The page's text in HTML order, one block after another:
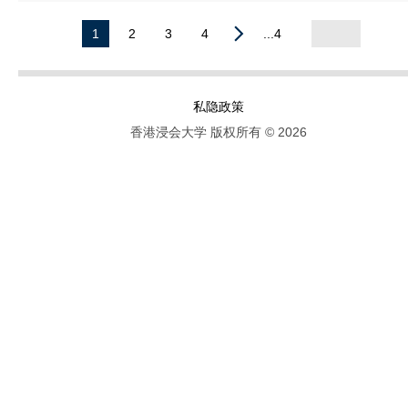
1 2 3 4 ...4
私隐政策
香港浸会大学 版权所有 © 2026